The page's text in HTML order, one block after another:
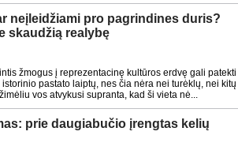
neįleidžiami pro pagrindines duris?
skaudžią realybę
žmogus į reprezentacinę kultūros erdvę gali patekti
pastato laiptų, nes čia nėra nei turėklų, nei kitų
vos atvykusi supranta, kad ši vieta nė...
prie daugiabučio įrengtas kelių